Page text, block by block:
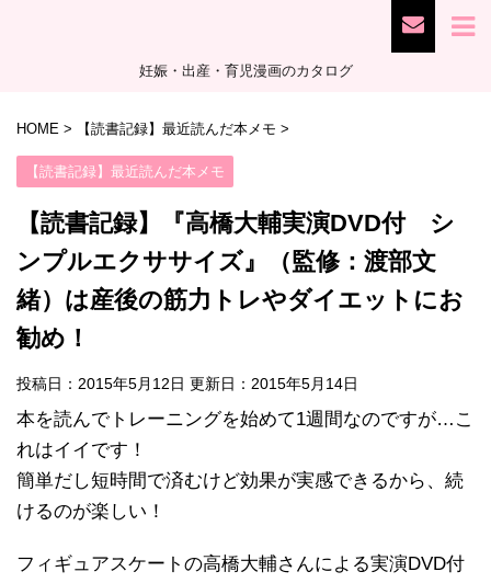
妊娠・出産・育児漫画のカタログ
HOME > 【読書記録】最近読んだ本メモ >
【読書記録】最近読んだ本メモ
【読書記録】『高橋大輔実演DVD付 シ
ンプルエクササイズ』（監修：渡部文
緒）は産後の筋力トレやダイエットにお
勧め！
投稿日：2015年5月12日 更新日： 2015年5月14日
本を読んでトレーニングを始めて1週間なのですが…こ
れはイイです！
簡単だし短時間で済むけど効果が実感できるから、続
けるのが楽しい！
フィギュアスケートの高橋大輔さんによる実演DVD付